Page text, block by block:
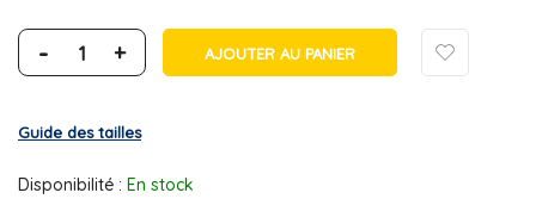
- + AJOUTER AU PANIER
Guide des tailles
Disponibilité : En stock